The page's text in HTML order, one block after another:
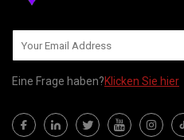
Eine Frage haben?Klicken Sie hier